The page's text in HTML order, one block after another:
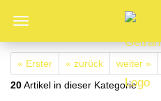
« Erster « zurück weiter »
20Artikel in dieser Kategorie